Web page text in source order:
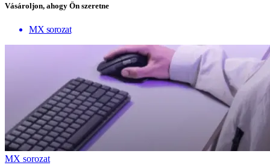
Vásároljon, ahogy Ön szeretne
MX sorozat
MX sorozat